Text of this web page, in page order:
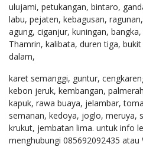
ulujami, petukangan, bintaro,
labu, pejaten, kebagusan,
agung, ciganjur, kuningan,
Thamrin, kalibata, duren tiga,
dalam,
karet semanggi, guntur,
kebon jeruk, kembangan,
kapuk, rawa buaya, jelambar,
semanan, kedoya, joglo, meruya,
krukut, jembatan lima. untuk info
menghubungi 085692092435 atau